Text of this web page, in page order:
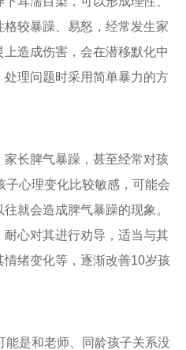
较暴躁、易怒，经常发生家
造成伤害，会在潜移默化中
理问题时采用简单暴力的方
长脾气暴躁，甚至经常对孩
心理变化比较敏感，可能会
就会造成脾气暴躁的现象。
心对其进行劝导，适当与其
绪变化等，逐渐改善10岁孩
能是和老师、同龄孩子关系没